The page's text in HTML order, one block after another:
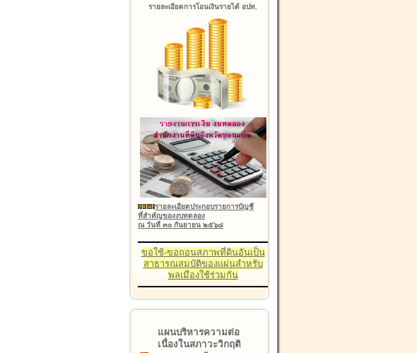
รายละเอียดการโอนเงินรายได้ อปท.
รายละเอียดประกอบรายการบัญชี
ที่สำคัญของงบทดลอง
ณ วันที่ ๓๐ กันยายน ๒๕๖๘
ขอใช้-ขอถอนสภาพที่ดินอันเป็น
สาธารณสมบัติของแผ่นสำหรับ
พลเมืองใช้ร่วมกัน
แผนบริหารความต่อ
เนื่องในสภาวะวิกฤติ